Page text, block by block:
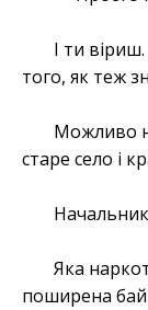
І ти
того, як теж
Можливо
старе село і
Яка
поширена